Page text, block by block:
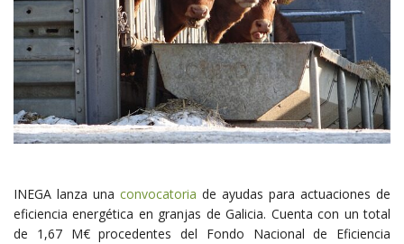
INEGA lanza una convocatoria de ayudas para actuaciones de
eficiencia energética en granjas de Galicia. Cuenta con un total
de 1,67 M€ procedentes del Fondo Nacional de Eficiencia